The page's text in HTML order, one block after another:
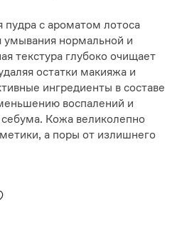
пудра с ароматом лотоса
умывания нормальной и
текстура глубоко очищает
остатки макияжа и
ингредиенты в составе
воспалений и
Кожа великолепно
а поры от излишнего